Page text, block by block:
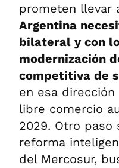
prometen llevar
Argentina
bilateral y con
modernización
competitiva de
en esa
libre comercio
2029. Otro
reforma
del Mercosur,